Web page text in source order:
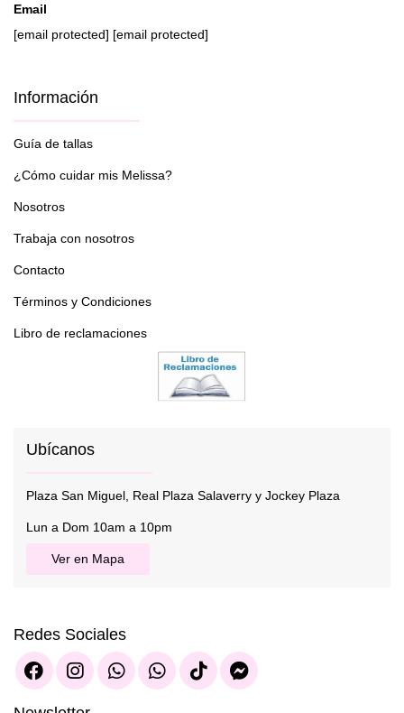
Email
[email protected] [email protected]
Información
Guía de tallas
¿Cómo cuidar mis Melissa?
Nosotros
Trabaja con nosotros
Contacto
Términos y Condiciones
Libro de reclamaciones
Ubícanos
Plaza San Miguel, Real Plaza Salaverry y Jockey Plaza
Lun a Dom 10am a 10pm
Ver en Mapa
Redes Sociales